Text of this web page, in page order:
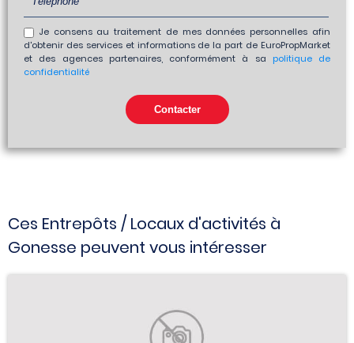
Je consens au traitement de mes données personnelles afin
d'obtenir des services et informations de la part de EuroPropMarket
et des agences partenaires, conformément à sa politique de
confidentialité
Ces Entrepôts / Locaux d'activités à
Gonesse peuvent vous intéresser